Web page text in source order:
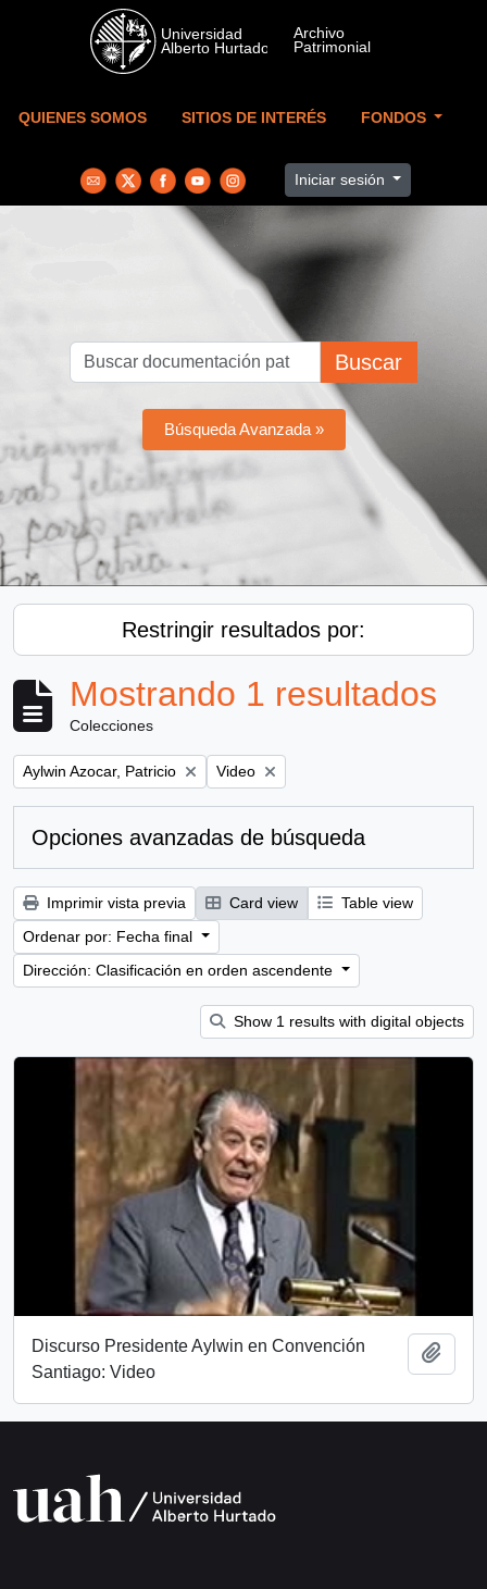
Skip to main content
QUIENES SOMOS SITIOS DE INTERÉS FONDOS
Iniciar sesión
Buscar
Búsqueda Avanzada »
Restringir resultados por:
Mostrando 1 resultados
Colecciones
Remove filter:
Aylwin Azocar, Patricio Remove filter:
Video
Opciones avanzadas de búsqueda
Imprimir vista previa Card view
Table view
Ordenar por: Fecha final
Dirección: Clasificación en orden ascendente
Show 1 results with digital objects
Discurso Presidente Aylwin en Convención
Santiago: Video